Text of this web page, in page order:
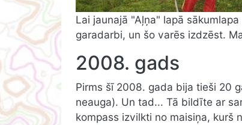
Lai jaunajā "Aļņa" lapā
garadarbi, un šo varēs izdzēst.
2008. gads
Pirms šī 2008. gada bija tieši 20
neauga). Un tad... Tā bildīte ar
kompass izvilkti no maisiņa, kurš